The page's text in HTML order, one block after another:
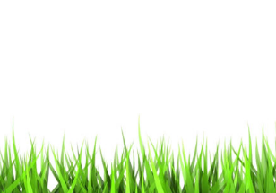
MD 38
MOC 34